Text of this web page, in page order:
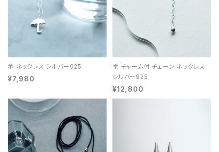
傘 ネックレス シルバー925
¥7,980
雫 チャーム付 チェーン ネックレス
シルバー925
¥12,800